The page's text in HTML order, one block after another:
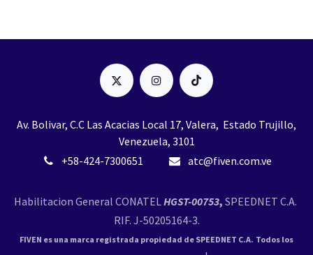
Av. Bolivar, C.C Las Acacias Local 17, Valera, Estado Trujillo,
Venezuela, 3101
+58-424-7300651
atc@fiven.com.ve
Habilitacion General CONATELHGST-00753, SPEEDNET C.A.
RIF. J-50205164-3.
FIVEN es una marca registrada propiedad de SPEEDNET C.A. Todos los